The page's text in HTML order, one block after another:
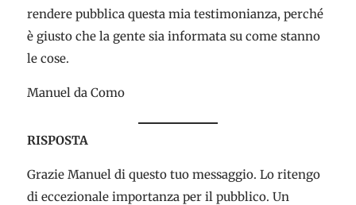
rendere pubblica questa mia testimonianza, perché
è giusto che la gente sia informata su come stanno
le cose.
Manuel da Como
RISPOSTA
Grazie Manuel di questo tuo messaggio. Lo ritengo
di eccezionale importanza per il pubblico. Un